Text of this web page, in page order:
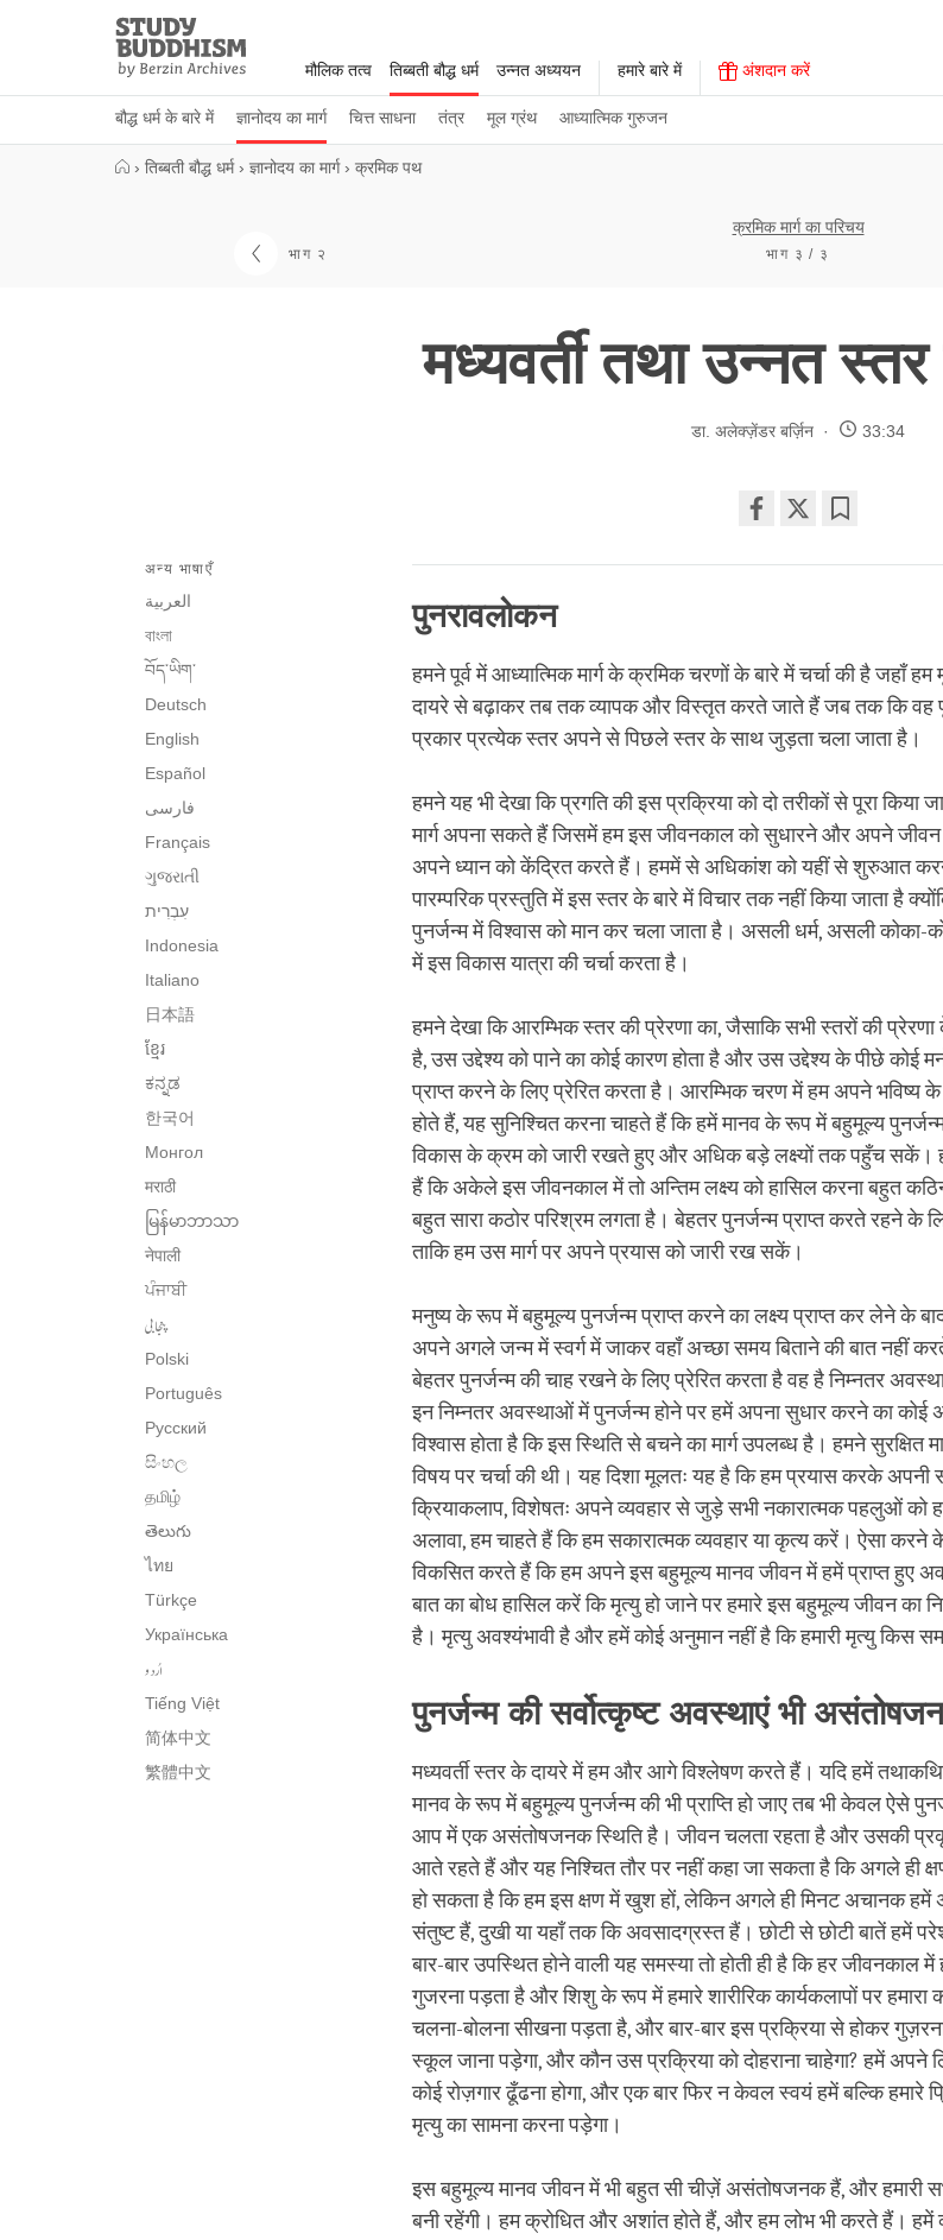
Study
Buddhism
Home
मौलिक तत्व तिब्बती बौद्ध धर्म
बौद्ध धर्म के बारे में ज्ञानोदय का मार्ग चित्त साधना तंत्र मूल ग्रंथ आध्यात्मिक गुरुजन
उन्नत अध्ययन हमारे बारे में अंशदान करें
› तिब्बती बौद्ध धर्म › ज्ञानोदय का मार्ग › क्रमिक पथ
भाग २
क्रमिक मार्ग का परिचय
भाग ३ / ३
मध्यवर्ती तथा उन्नत
डा. अलेक्ज़ेंडर बर्ज़िन 33:34
on
अन्य भाषाएँ
العربية
বাংলা
བོད་ཡིག་
Deutsch
English
Español
فارسی
Français
ગુજરાતી
Indonesia
Italiano
日本語
ខ្មែរ
ಕನ್ನಡ
한국어
Монгол
मराठी
မြန်မာဘာသာ
नेपाली
ਪੰਜਾਬੀ
پنجابی
Polski
Português
Русский
සිංහල
தமிழ்
తెలుగు
ไทย
Türkçe
Українська
اُردو
Tiếng Việt
简体中文
繁體中文
पुनरावलोकन
हमने पूर्व में आध्यात्मिक मार्ग के क्रमिक चरणों के बारे में चर्चा की है जहाँ
दायरे से बढ़ाकर तब तक व्यापक और विस्तृत करते जाते हैं जब तक कि वह
प्रकार प्रत्येक स्तर अपने से पिछले स्तर के साथ जुड़ता चला जाता है।
हमने यह भी देखा कि प्रगति की इस प्रक्रिया को दो तरीकों से पूरा किया
मार्ग अपना सकते हैं जिसमें हम इस जीवनकाल को सुधारने और अपने जीवन
अपने ध्यान को केंद्रित करते हैं। हममें से अधिकांश को यहीं से शुरुआत
पारम्परिक प्रस्तुति में इस स्तर के बारे में विचार तक नहीं किया जाता है
पुनर्जन्म में विश्वास को मान कर चला जाता है। असली धर्म, असली कोका-
में इस विकास यात्रा की चर्चा करता है।
हमने देखा कि आरम्भिक स्तर की प्रेरणा का, जैसाकि सभी स्तरों की प्रेरणा
है, उस उद्देश्य को पाने का कोई कारण होता है और उस उद्देश्य के पीछे कोई
प्राप्त करने के लिए प्रेरित करता है। आरम्भिक चरण में हम अपने भविष्य
होते हैं, यह सुनिश्चित करना चाहते हैं कि हमें मानव के रूप में बहुमूल्य
विकास के क्रम को जारी रखते हुए और अधिक बड़े लक्ष्यों तक पहुँच सकें।
हैं कि अकेले इस जीवनकाल में तो अन्तिम लक्ष्य को हासिल करना बहुत
बहुत सारा कठोर परिश्रम लगता है। बेहतर पुनर्जन्म प्राप्त करते रहने के
ताकि हम उस मार्ग पर अपने प्रयास को जारी रख सकें।
मनुष्य के रूप में बहुमूल्य पुनर्जन्म प्राप्त करने का लक्ष्य प्राप्त कर लेने के
अपने अगले जन्म में स्वर्ग में जाकर वहाँ अच्छा समय बिताने की बात नहीं
बेहतर पुनर्जन्म की चाह रखने के लिए प्रेरित करता है वह है निम्नतर
इन निम्नतर अवस्थाओं में पुनर्जन्म होने पर हमें अपना सुधार करने का कोई
विश्वास होता है कि इस स्थिति से बचने का मार्ग उपलब्ध है। हमने सुरक्षित
विषय पर चर्चा की थी। यह दिशा मूलतः यह है कि हम प्रयास करके
क्रियाकलाप, विशेषतः अपने व्यवहार से जुड़े सभी नकारात्मक पहलुओं को
अलावा, हम चाहते हैं कि हम सकारात्मक व्यवहार या कृत्य करें। ऐसा
विकसित करते हैं कि हम अपने इस बहुमूल्य मानव जीवन में हमें प्राप्त हुए
बात का बोध हासिल करें कि मृत्यु हो जाने पर हमारे इस बहुमूल्य जीवन का
है। मृत्यु अवश्यंभावी है और हमें कोई अनुमान नहीं है कि हमारी मृत्यु किस
पुनर्जन्म की सर्वोत्कृष्ट अवस्थाएं भी
मध्यवर्ती स्तर के दायरे में हम और आगे विश्लेषण करते हैं। यदि हमें
मानव के रूप में बहुमूल्य पुनर्जन्म की भी प्राप्ति हो जाए तब भी केवल ऐसे
आप में एक असंतोषजनक स्थिति है। जीवन चलता रहता है और उसकी
आते रहते हैं और यह निश्चित तौर पर नहीं कहा जा सकता है कि अगले ही
हो सकता है कि हम इस क्षण में खुश हों, लेकिन अगले ही मिनट अचानक
संतुष्ट हैं, दुखी या यहाँ तक कि अवसादग्रस्त हैं। छोटी से छोटी बातें हमें
बार-बार उपस्थित होने वाली यह समस्या तो होती ही है कि हर जीवनकाल
गुजरना पड़ता है और शिशु के रूप में हमारे शारीरिक कार्यकलापों पर हमारा
चलना-बोलना सीखना पड़ता है, और बार-बार इस प्रक्रिया से होकर
स्कूल जाना पड़ेगा, और कौन उस प्रक्रिया को दोहराना चाहेगा? हमें अपने
कोई रोज़गार ढूँढना होगा, और एक बार फिर न केवल स्वयं हमें बल्कि हमारे
मृत्यु का सामना करना पड़ेगा।
इस बहुमूल्य मानव जीवन में भी बहुत सी चीज़ें असंतोषजनक हैं, और हमारी
बनी रहेंगी। हम क्रोधित और अशांत होते हैं, और हम लोभ भी करते हैं।